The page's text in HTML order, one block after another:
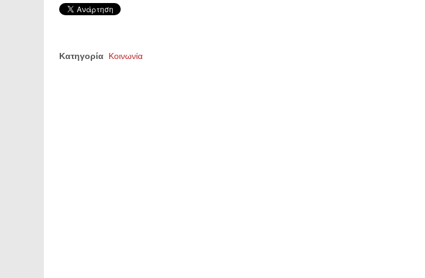
Κατηγορία Κοινωνία